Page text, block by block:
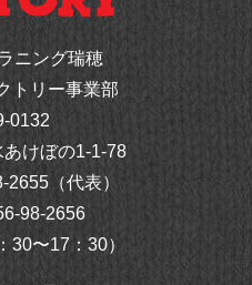
ニング瑞穂
トリー事業部
0132
けぼの1-1-78
2655（代表）
98-2656
30〜17：30）